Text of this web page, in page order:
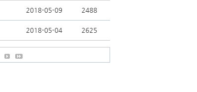
2018-05-09 2488
2018-05-04 2625